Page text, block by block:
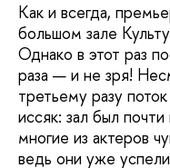
Как и всегда,
большом зале
Однако в этот раз
раза — и не зря!
третьему разу
иссяк: зал был
многие из актеров
ведь они уже